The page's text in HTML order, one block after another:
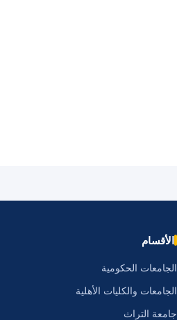
الأقسام
الجامعات الحكومية
الجامعات والكليات الأهلية
جامعة التراث